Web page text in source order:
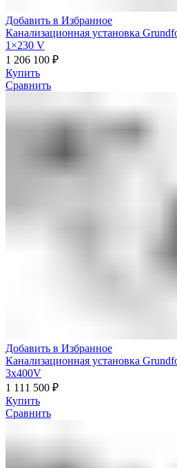
Добавить в Избранное
Канализационная установка
1×230 V
1 206 100 ₽
Купить
Сравнить
Добавить в Избранное
Канализационная установка
3x400V
1 111 500 ₽
Купить
Сравнить